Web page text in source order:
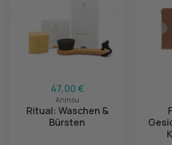
47,00 €
Aninsu
Ritual: Waschen &
Bürsten